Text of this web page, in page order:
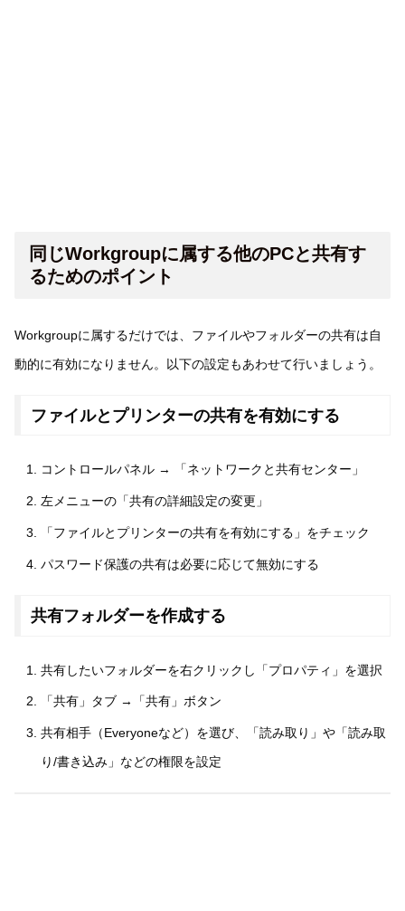
同じWorkgroupに属する他のPCと共有す
るためのポイント
Workgroupに属するだけでは、ファイルやフォルダーの共有は自
動的に有効になりません。以下の設定もあわせて行いましょう。
ファイルとプリンターの共有を有効にする
コントロールパネル → 「ネットワークと共有センター」
左メニューの「共有の詳細設定の変更」
「ファイルとプリンターの共有を有効にする」をチェック
パスワード保護の共有は必要に応じて無効にする
共有フォルダーを作成する
共有したいフォルダーを右クリックし「プロパティ」を選択
「共有」タブ →「共有」ボタン
共有相手（Everyoneなど）を選び、「読み取り」や「読み取
り/書き込み」などの権限を設定